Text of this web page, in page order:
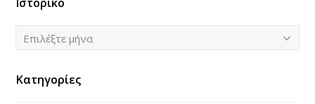
Ιστορικό
Επιλέξτε μήνα
Κατηγορίες